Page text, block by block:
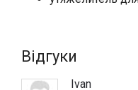
Відгуки
Ivan